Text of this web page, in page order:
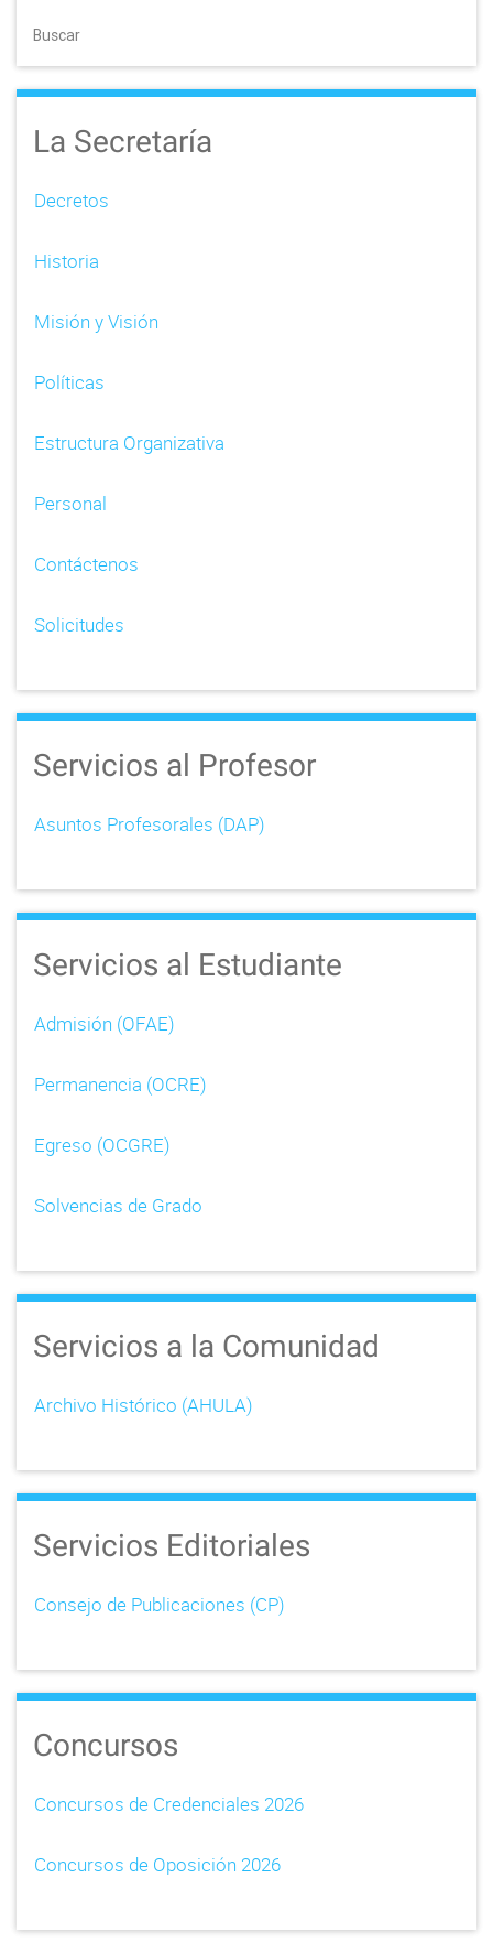
Buscar
La Secretaría
Decretos
Historia
Misión y Visión
Políticas
Estructura Organizativa
Personal
Contáctenos
Solicitudes
Servicios al Profesor
Asuntos Profesorales (DAP)
Servicios al Estudiante
Admisión (OFAE)
Permanencia (OCRE)
Egreso (OCGRE)
Solvencias de Grado
Servicios a la Comunidad
Archivo Histórico (AHULA)
Servicios Editoriales
Consejo de Publicaciones (CP)
Concursos
Concursos de Credenciales 2026
Concursos de Oposición 2026